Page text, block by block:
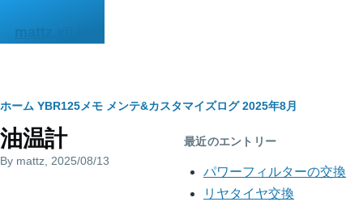
mattz.xii.jp
パ
ン
く
ホーム YBR125メモ メンテ&カスタマイズログ 2025年8月
油温計
By mattz , 2025/08/13
最近のエントリー
パワーフィルターの交換
リヤタイヤ交換